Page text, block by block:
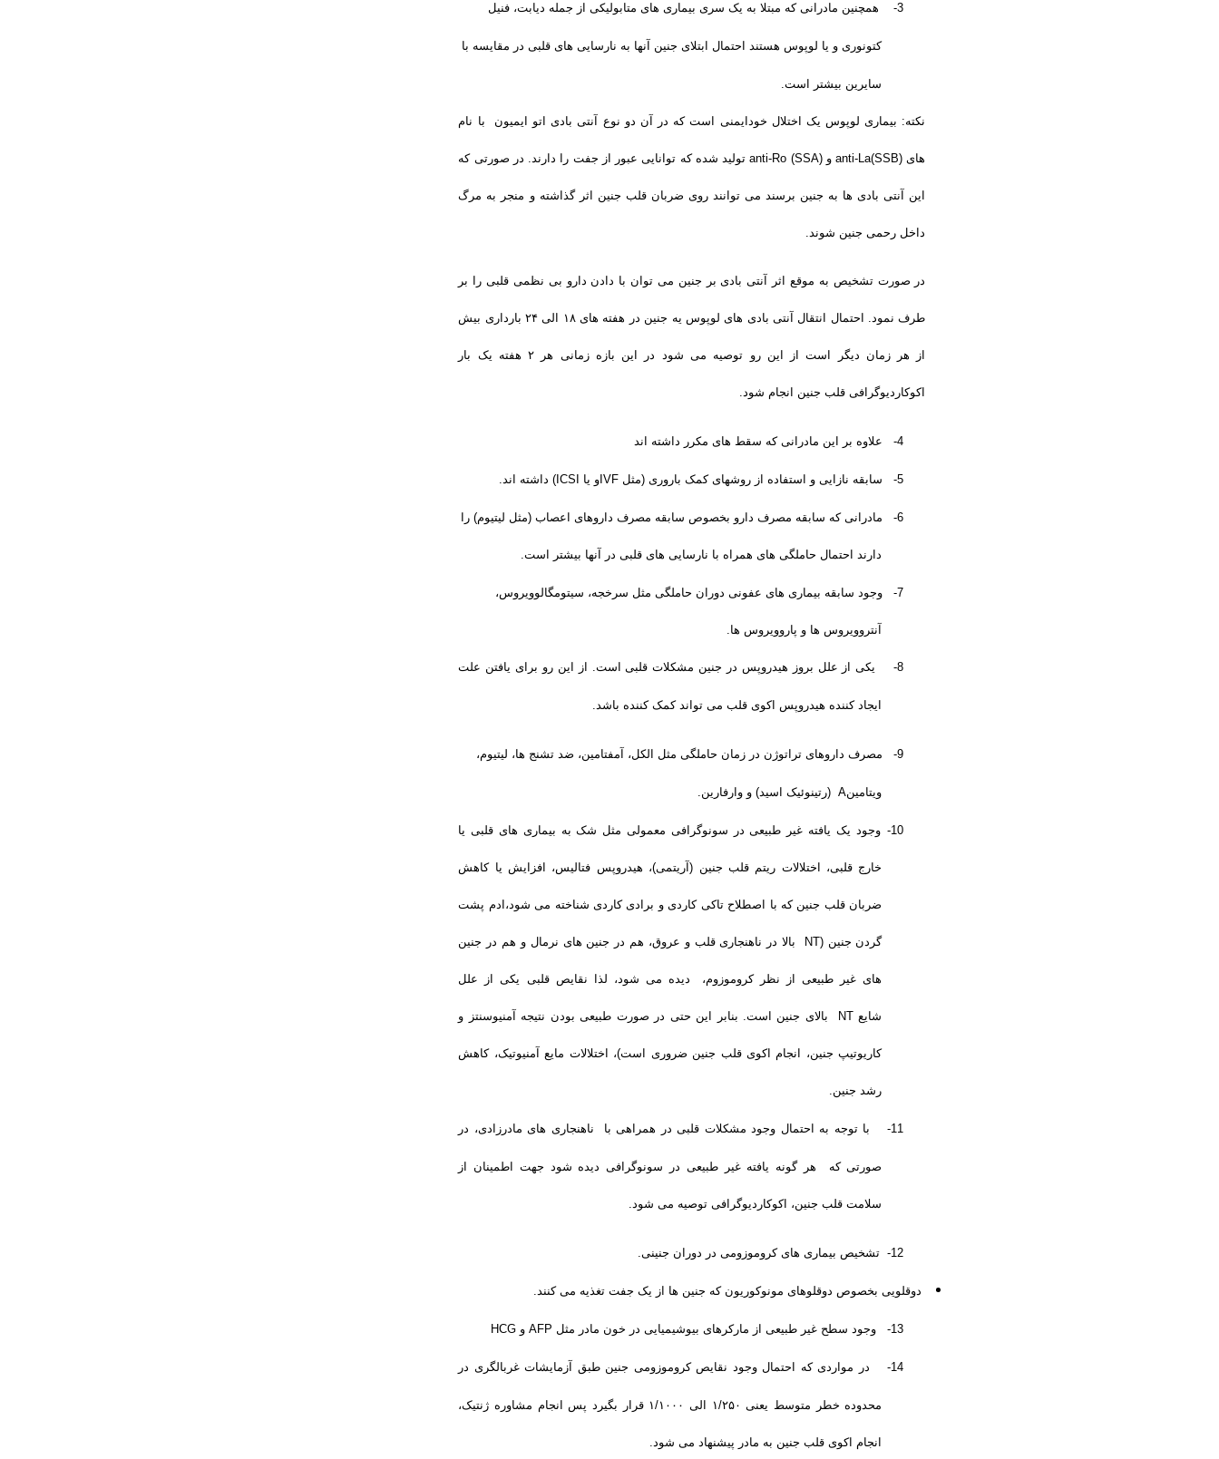
3- همچنین مادرانی که مبتلا به یک سری بیماری های متابولیکی از جمله دیابت، فنیل
کتونوری و یا لوپوس هستند احتمال ابتلای جنین آنها به نارسایی های قلبی در مقایسه با
سایرین بیشتر است.
نکته: بیماری لوپوس یک اختلال خودایمنی است که در آن دو نوع آنتی بادی اتو ایمیون با نام
هایanti-La(SSB) و anti-Ro (SSA) تولید شده که توانایی عبور از جفت را دارند. در صورتی که
این آنتی بادی ها به جنین برسند می توانند روی ضربان قلب جنین اثر گذاشته و منجر به مرگ
داخل رحمی جنین شوند.
در صورت تشخیص به موقع اثر آنتی بادی بر جنین می توان با دادن دارو بی نظمی قلبی را بر
طرف نمود. احتمال انتقال آنتی بادی های لوپوس یه جنین در هفته های ۱۸ الی ۲۴ بارداری بیش
از هر زمان دیگر است از این رو توصیه می شود در این بازه زمانی هر ۲ هفته یک بار
اکوکاردیوگرافی قلب جنین انجام شود.
4- علاوه بر این مادرانی که سقط های مکرر داشته اند
5- سابقه نازایی و استفاده از روشهای کمک باروری (مثل IVF و یا ICSI ) داشته اند.
6- مادرانی که سابقه مصرف دارو بخصوص سابقه مصرف داروهای اعصاب (مثل لیتیوم) را
دارند احتمال حاملگی های همراه با نارسایی های قلبی در آنها بیشتر است.
7- وجود سابقه بیماری های عفونی دوران حاملگی مثل سرخجه، سیتومگالوویروس،
آنتروویروس ها و پاروویروس ها.
8- یکی از علل بروز هیدروپس در جنین مشکلات قلبی است. از این رو برای یافتن علت
ایجاد کننده هیدروپس اکوی قلب می تواند کمک کننده باشد.
9- مصرف داروهای تراتوژن در زمان حاملگی مثل الکل، آمفتامین، ضد تشنج ها، لیتیوم،
ویتامینA (رتینوئیک اسید) و وارفارین.
10- وجود یک یافته غیر طبیعی در سونوگرافی معمولی مثل شک به بیماری های قلبی یا
خارج قلبی، اختلالات ریتم قلب جنین (آریتمی)، هیدروپس فتالیس، افزایش یا کاهش
ضربان قلب جنین که با اصطلاح تاکی کاردی و برادی کاردی شناخته می شود، ادم پشت
گردن جنین (NT بالا در ناهنجاری قلب و عروق، هم در جنین های نرمال و هم در جنین
های غیر طبیعی از نظر کروموزوم، دیده می شود، لذا نقایص قلبی یکی از علل
شایعNT بالای جنین است. بنابر این حتی در صورت طبیعی بودن نتیجه آمنیوسنتز و
کاریوتیپ جنین، انجام اکوی قلب جنین ضروری است)، اختلالات مایع آمنیوتیک، کاهش
رشد جنین.
11- با توجه به احتمال وجود مشکلات قلبی در همراهی با ناهنجاری های مادرزادی، در
صورتی که هر گونه یافته غیر طبیعی در سونوگرافی دیده شود جهت اطمینان از
سلامت قلب جنین، اکوکاردیوگرافی توصیه می شود.
12- تشخیص بیماری های کروموزومی در دوران جنینی.
دوقلویی بخصوص دوقلوهای مونوکوریون که جنین ها از یک جفت تغذیه می کنند.
13- وجود سطح غیر طبیعی از مارکرهای بیوشیمیایی در خون مادر مثل AFP و HCG
14- در مواردی که احتمال وجود نقایص کروموزومی جنین طبق آزمایشات غربالگری در
محدوده خطر متوسط یعنی ۱/۲۵۰ الی ۱/۱۰۰۰ قرار بگیرد پس انجام مشاوره ژنتیک،
انجام اکوی قلب جنین به مادر پیشنهاد می شود.